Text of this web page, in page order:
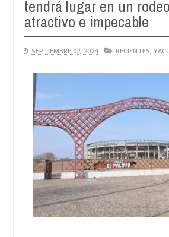
tendrá lugar en un
atractivo e impecable
SEPTIEMBRE 02, 2024 RECIENTES,